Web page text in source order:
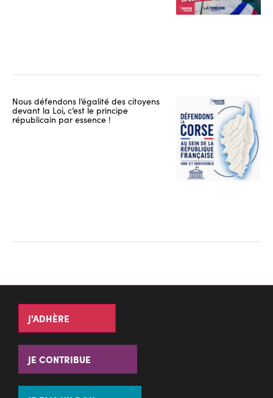
Nous défendons l’égalité des citoyens
devant la Loi, c’est le principe
républicain par essence !
J'ADHÈRE
JE CONTRIBUE